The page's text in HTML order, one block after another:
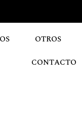
OTROS
CONTACTO